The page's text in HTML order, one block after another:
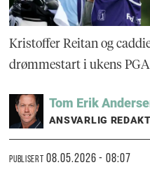
Kristoffer Reitan og
drømmestart i ukens
Tom Erik
ANSVARLIG
PUBLISERT 08.05.2026 - 08:07